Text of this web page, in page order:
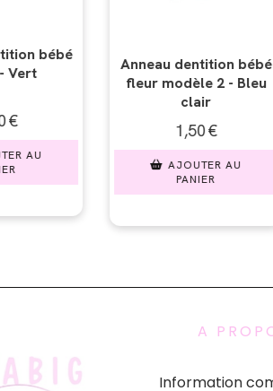
bébé
- Bleu
AU
Anneau dentition bébé
rond - Bleu clair
1,50€
AJOUTER AU
PANIER
A
Information